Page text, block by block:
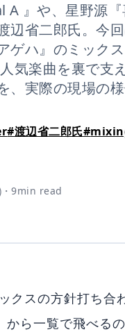
』や、星野源
辺省二郎氏。今
ゲハ』のミック
気楽曲を裏で支
、実際の現場の
#渡辺省二郎氏#
・9min read
クスの方針打ち合
ら一覧で飛べるの